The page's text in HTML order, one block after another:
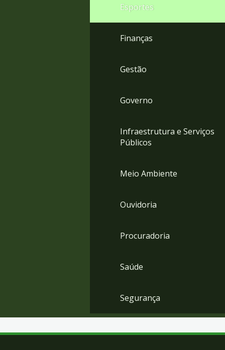
Esportes
Finanças
Gestão
Governo
Infraestrutura e Serviços
Públicos
Meio Ambiente
Ouvidoria
Procuradoria
Saúde
Segurança